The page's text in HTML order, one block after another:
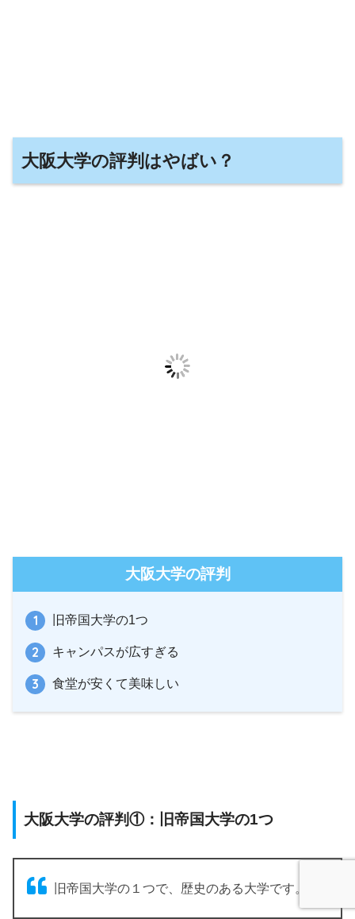
大阪大学の評判はやばい？
大阪大学の評判
旧帝国大学の1つ
キャンパスが広すぎる
食堂が安くて美味しい
大阪大学の評判①：旧帝国大学の1つ
旧帝国大学の１つで、歴史のある大学です。